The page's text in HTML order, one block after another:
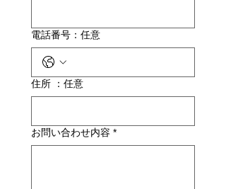
電話番号：任意
住所 ：任意
お問い合わせ内容 *